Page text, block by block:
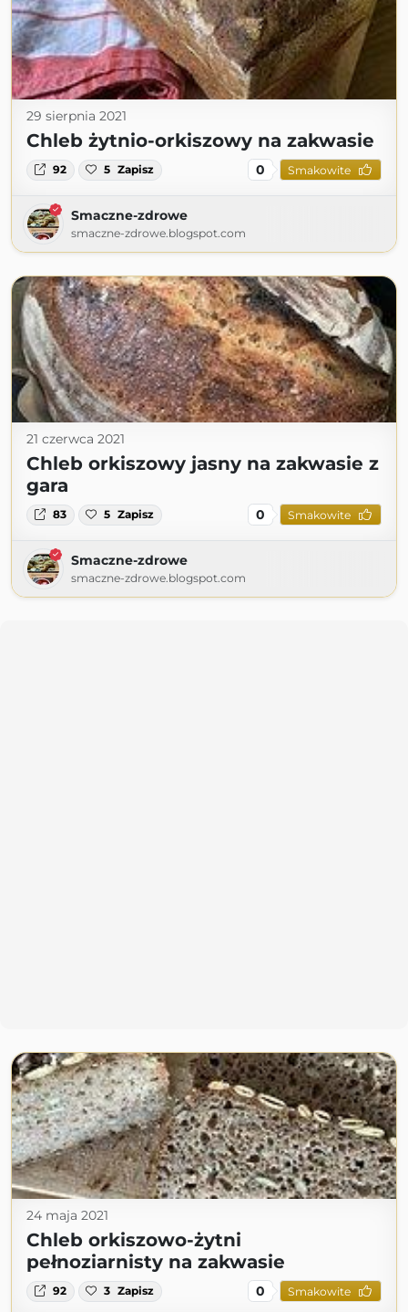
29 sierpnia 2021
Chleb żytnio-orkiszowy na zakwasie
92 5 Zapisz 0 Smakowite
Smaczne-zdrowe
smaczne-zdrowe.blogspot.com
21 czerwca 2021
Chleb orkiszowy jasny na zakwasie z
gara
83 5 Zapisz 0 Smakowite
Smaczne-zdrowe
smaczne-zdrowe.blogspot.com
24 maja 2021
Chleb orkiszowo-żytni
pełnoziarnisty na zakwasie
92 3 Zapisz 0 Smakowite